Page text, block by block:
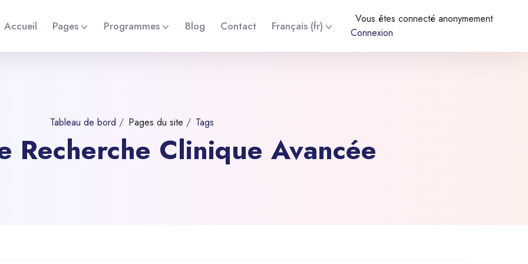
Accueil Pages Programmes Blog Contact Français ‎(fr)‎
Vous êtes connecté anonymement
Connexion
Tableau de bord Pages du site Tags
Recherche Clinique Avancée